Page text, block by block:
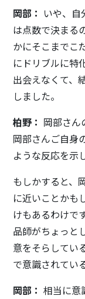
岡部： いや、自
は点数で決まる
かにそこまでこ
にドリブルに特
出会えなくて、
しました。
柏野： 岡部さん
岡部さんご自身
ような反応を示
もしかすると、
に近いことかも
けもあるわけで
品師がちょっと
意をそらしてい
で意識されてい
岡部： 相当に意